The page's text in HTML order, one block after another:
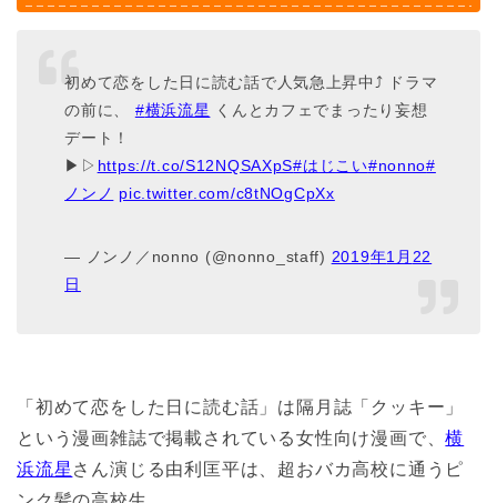
初めて恋をした日に読む話で人気急上昇中⤴ ドラマ
の前に、 #横浜流星 くんとカフェでまったり妄想
デート！
▶▷ https://t.co/S12NQSAXpS#はじこい#nonno#
ノンノ pic.twitter.com/c8tNOgCpXx
— ノンノ／nonno (@nonno_staff) 2019年1 月 22
日
「初めて恋をした日に読む話」は隔月誌「クッキー」
という漫画雑誌で掲載されている女性向け漫画で、横
浜流星 さん演じる由利匡平は、超おバカ高校に通うピ